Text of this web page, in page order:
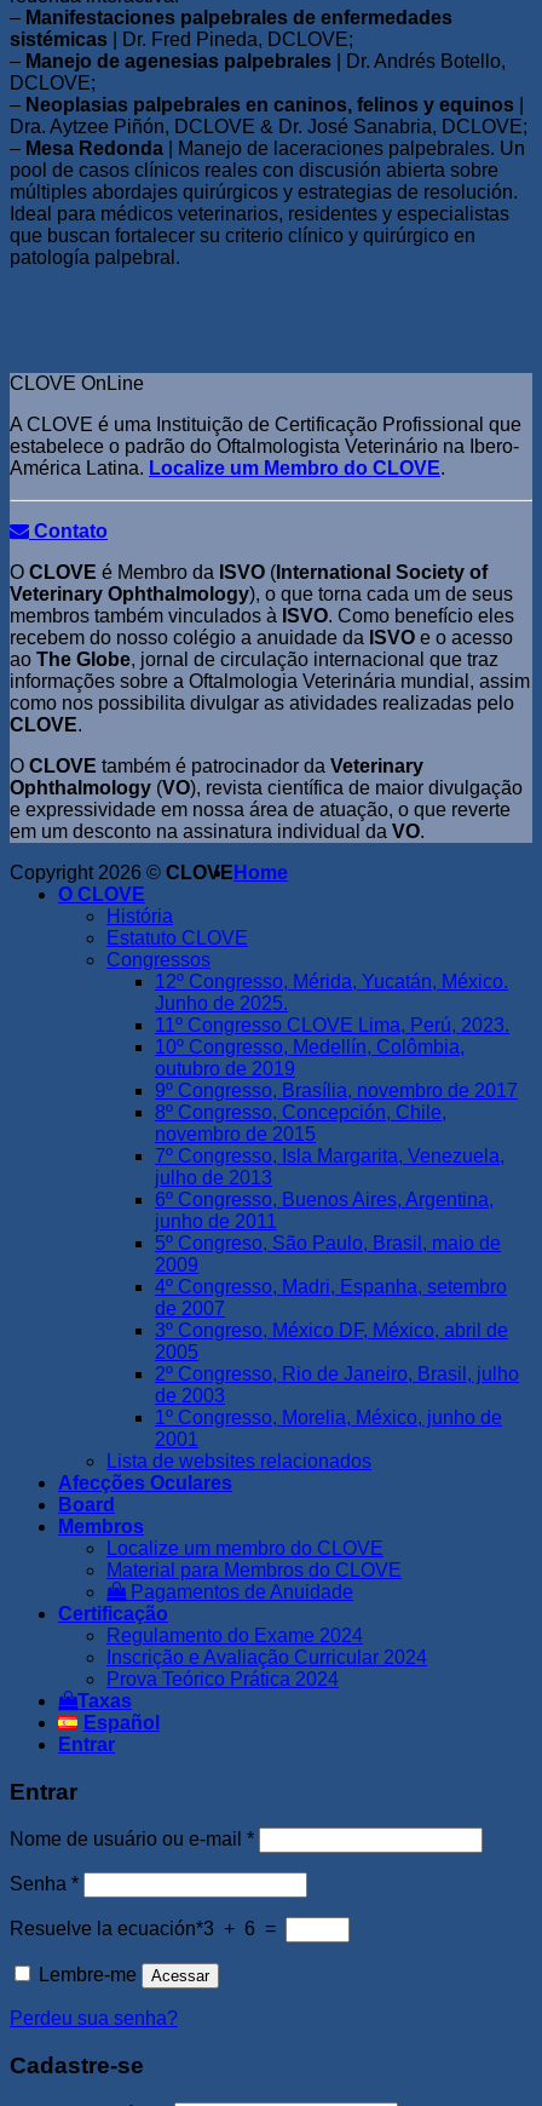
– Manifestaciones palpebrales de enfermedades
sistémicas | Dr. Fred Pineda, DCLOVE;
– Manejo de agenesias palpebrales | Dr. Andrés Botello,
DCLOVE;
– Neoplasias palpebrales en caninos, felinos y equinos
Dra. Aytzee Piñón, DCLOVE & Dr. José Sanabria, DCLOVE;
– Mesa Redonda | Manejo de laceraciones palpebrales. Un
pool de casos clínicos reales con discusión abierta sobre
múltiples abordajes quirúrgicos y estrategias de resolución.
Ideal para médicos veterinarios, residentes y especialistas
que buscan fortalecer su criterio clínico y quirúrgico en
patología palpebral.
CLOVE OnLine
A CLOVE é uma Instituição de Certificação Profissional que
estabelece o padrão do Oftalmologista Veterinário na Ibero-
América Latina. Localize um Membro do CLOVE.
Contato
O CLOVE é Membro da ISVO ( International Society of
Veterinary Ophthalmology), o que torna cada um de seus
membros também vinculados à ISVO. Como benefício eles
recebem do nosso colégio a anuidade da ISVO e o acesso
ao The Globe, jornal de circulação internacional que traz
informações sobre a Oftalmologia Veterinária mundial, assim
como nos possibilita divulgar as atividades realizadas pelo
CLOVE.
O CLOVE também é patrocinador da Veterinary
Ophthalmology (VO), revista científica de maior divulgação
e expressividade em nossa área de atuação, o que reverte
em um desconto na assinatura individual da VO.
Copyright 2026 © CLOVE Home
O CLOVE
História
Estatuto CLOVE
Congressos
12º Congresso, Mérida, Yucatán, México.
Junho de 2025.
11º Congresso CLOVE Lima, Perú, 2023.
10º Congresso, Medellín, Colômbia,
outubro de 2019
9º Congresso, Brasília, novembro de 2017
8º Congresso, Concepción, Chile,
novembro de 2015
7º Congresso, Isla Margarita, Venezuela,
julho de 2013
6º Congresso, Buenos Aires, Argentina,
junho de 2011
5º Congreso, São Paulo, Brasil, maio de
2009
4º Congresso, Madri, Espanha, setembro
de 2007
3º Congreso, México DF, México, abril de
2005
2º Congresso, Rio de Janeiro, Brasil, julho
de 2003
1º Congresso, Morelia, México, junho de
2001
Lista de websites relacionados
Afecções Oculares
Board
Membros
Localize um membro do CLOVE
Material para Membros do CLOVE
Pagamentos de Anuidade
Certificação
Regulamento do Exame 2024
Inscrição e Avaliação Curricular 2024
Prova Teórico Prática 2024
Taxas
Español
Entrar
Entrar
Nome de usuário ou e-mail *Obrigatório
Senha *Obrigatório
Resuelve la ecuación*3 + 6 =
Lembre-me Acessar
Perdeu sua senha?
Cadastre-se